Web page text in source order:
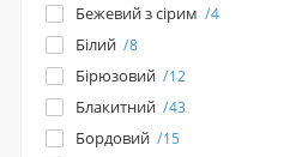
Бежевий з сірим 4
Білий 8
Бірюзовий 12
Блакитний 43
Бордовий 15